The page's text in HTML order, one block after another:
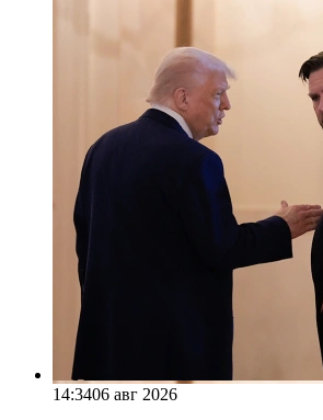
14:3406 авг 2026